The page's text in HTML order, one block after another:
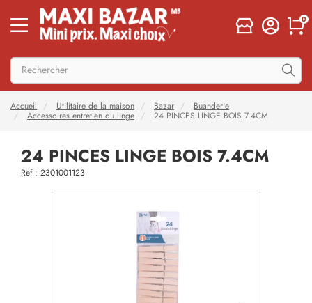
0
Accueil Utilitaire de la maison Bazar
Buanderie
Accessoires entretien du linge
24 PINCES LINGE BOIS 7.4CM
24 PINCES LINGE BOIS 7.4CM
Ref : 2301001123